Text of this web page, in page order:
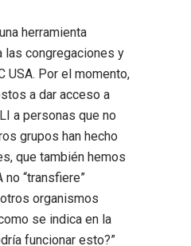
herramienta
las congregaciones y
USA. Por el momento,
a dar acceso a
a personas que no
grupos han hecho
que también hemos
no “transfiere”
organismos
se indica en la
funcionar esto?”